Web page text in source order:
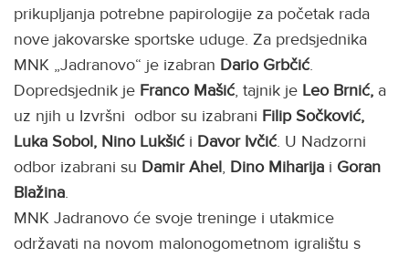
prikupljanja potrebne papirologije za početak rada
nove jakovarske sportske uduge. Za predsjednika
MNK „Jadranovo“ je izabran Dario Grbčić.
Dopredsjednik je Franco Mašić, tajnik je Leo Brnić, a
uz njih u Izvršni odbor su izabrani Filip Sočković,
Luka Sobol, Nino Lukšić i Davor Ivčić. U Nadzorni
odbor izabrani su Damir Ahel, Dino Miharija i Goran
Blažina.
MNK Jadranovo će svoje treninge i utakmice
održavati na novom malonogometnom igralištu s